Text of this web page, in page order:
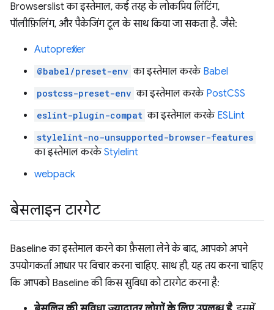
Browserslist का इस्तेमाल, कई तरह के लोकप्रिय लिंटिंग,
पॉलीफ़िलिंग, और पैकेजिंग टूल के साथ किया जा सकता है. जैसे:
Autoprefixer
@babel/preset-env का इस्तेमाल करके Babel
postcss-preset-env का इस्तेमाल करके PostCSS
eslint-plugin-compat का इस्तेमाल करके ESLint
stylelint-no-unsupported-browser-features
का इस्तेमाल करकेStylelint
webpack
बेसलाइन टारगेट
Baseline का इस्तेमाल करने का फ़ैसला लेने के बाद, आपको अपने
उपयोगकर्ता आधार पर विचार करना चाहिए. साथ ही, यह तय करना चाहिए
कि आपको Baseline की किस सुविधा को टारगेट करना है: